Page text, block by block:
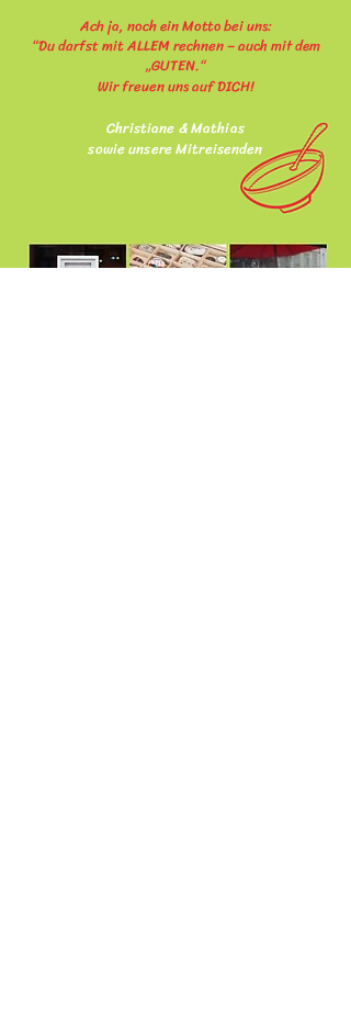
Ach ja, noch ein Motto bei uns:
“Du darfst mit ALLEM rechnen –auch mit dem
„GUTEN.“
Wir freuen uns auf DICH!
Christiane & Mathias
sowie unsere Mitreisenden